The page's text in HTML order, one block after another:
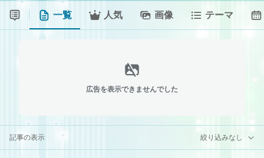
一覧 人気 画像 テーマ
広告を表示できませんでした
記事の表示 絞り込みなし